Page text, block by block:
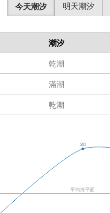
今天潮汐 明天潮汐
潮汐
乾潮
滿潮
乾潮
30
平均海平面